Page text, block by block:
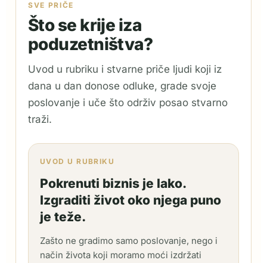
SVE PRIČE
Što se krije iza
poduzetništva?
Uvod u rubriku i stvarne priče ljudi koji iz
dana u dan donose odluke, grade svoje
poslovanje i uče što održiv posao stvarno
traži.
UVOD U RUBRIKU
Pokrenuti biznis je lako.
Izgraditi život oko njega puno
je teže.
Zašto ne gradimo samo poslovanje, nego i
način života koji moramo moći izdržati